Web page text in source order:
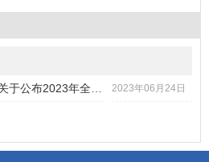
标题 2023年06月24日